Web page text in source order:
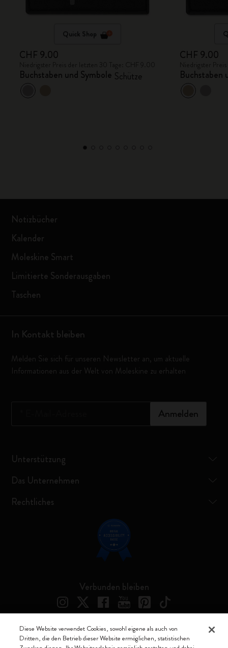
Quick Shop
CHF 9.00
Buchstaben und Symbole Schütze
CHF 9.00
Buchstaben
Notizbücher
Kalender
Moleskine Smart
Limitierte Sonderausgaben
Taschen
In Kontakt bleiben
Melden Sie sich für unseren Newsletter an, um aktuelle
Informationen aus der Welt von Moleskine zu erhalten
Anmelden
Unterstützung
Das Unternehmen
Rechtliches
Verbunden bleiben
Moleskine ® ist ein eingetragenes Warenzeichen von Moleskine Srl a
Diese Website verwendet Cookies, sowohl eigene als auch von
Dritten, die den Betrieb dieser Website ermöglichen, statistischen